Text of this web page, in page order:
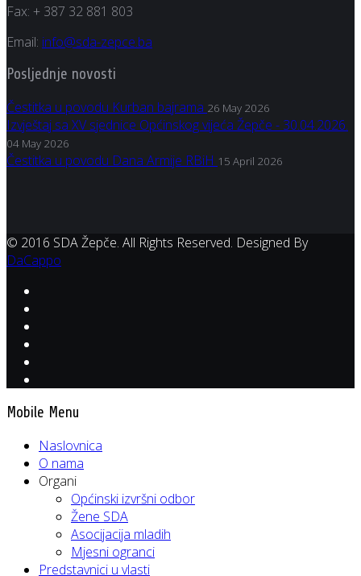
Fax: + 387 32 881 803
Email: info@sda-zepce.ba
Posljednje novosti
Čestitka u povodu Kurban bajrama 26 May 2026
Izvještaj sa XV sjednice Općinskog vijeća Žepče - 30.04.2026.
04 May 2026
Čestitka u povodu Dana Armije RBiH 15 April 2026
© 2016 SDA Žepče. All Rights Reserved. Designed By
DaCappo
Mobile Menu
Naslovnica
O nama
Organi
Općinski izvršni odbor
Žene SDA
Asocijacija mladih
Mjesni ogranci
Predstavnici u vlasti